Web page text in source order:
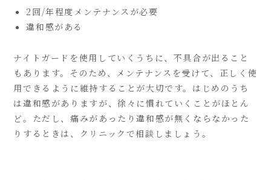
2回/年程度メンテナンスが必要
違和感がある
ナイトガードを使用していくうちに、不具合が出ること
もあります。そのため、メンテナンスを受けて、正しく使
用できるように維持することが大切です。はじめのうち
は違和感がありますが、徐々に慣れていくことがほとん
ど。ただし、痛みがあったり違和感が無くならなかった
りするときは、クリニックで相談しましょう。